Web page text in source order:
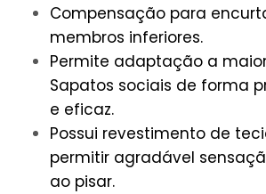
Compensação para
membros inferiores.
Permite adaptação a
Sapatos sociais de forma
e eficaz.
Possui revestimento de
permitir agradável
ao pisar.